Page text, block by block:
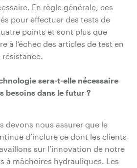
En règle générale, ces
pour effectuer des tests de
points et sont plus que
à l’échec des articles de test en
sera-t-elle nécessaire
besoins dans le futur ?
devons nous assurer que le
d’inclure ce dont les clients
sur l’innovation de notre
à mâchoires hydrauliques. Les